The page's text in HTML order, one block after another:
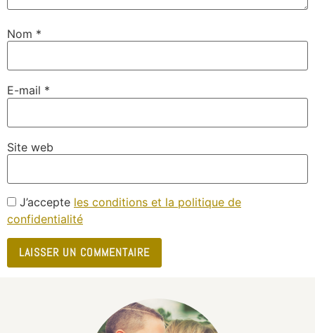
Nom *
E-mail *
Site web
J’accepte les conditions et la politique de
confidentialité